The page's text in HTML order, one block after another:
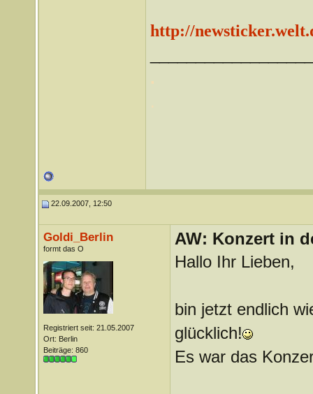
http://
22.09.2007, 12:50
Goldi_Berlin
formt das O
Registriert seit: 21.05.2007
Ort: Berlin
Beiträge: 860
AW: Konzert in
Hallo Ihr Lieben,
bin jetzt endlich
glücklich!
Es war das